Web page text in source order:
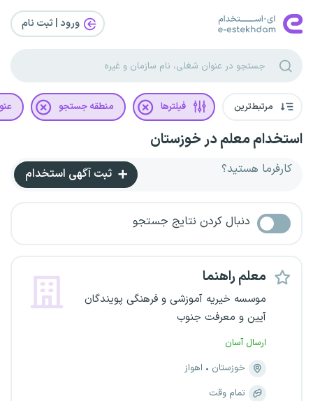
ورود | ثبت‌ نام
مرتبط‌ترین فیلترها منطقه جستجو
استخدام معلم در خوزستان
کارفرما هستید؟ ثبت آگهی استخدام
دنبال کردن نتایج جستجو
معلم راهنما
موسسه خیریه آموزشی و فرهنگی پویندگان
آیین و معرفت جنوب
ارسال آسان
خوزستان
اهواز
تمام وقت